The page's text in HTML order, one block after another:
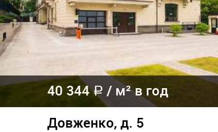
40 344a / м² в год
Довженко, д. 5